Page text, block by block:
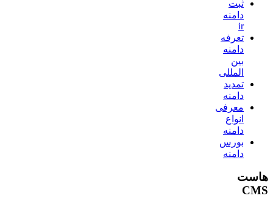
ثبت
دامنه
ir
تعرفه
دامنه
بین
المللی
تمدید
دامنه
معرفی
انواع
دامنه
بورس
دامنه
هاست
CMS